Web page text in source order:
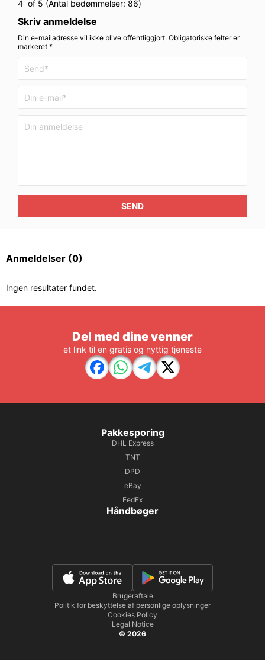
4 of 5 (Antal bedømmelser: 86)
Skriv anmeldelse
Din e-mailadresse vil ikke blive offentliggjort. Obligatoriske felter er
markeret *
SEND
Anmeldelser (0)
Ingen resultater fundet.
Del med dine venner
et link til en gratis og nyttig tjeneste
Pakkesporing
DHL Express
TNT
DPD
eBay
FedEx
Håndbøger
Brugeraftale
Politik for beskyttelse af personlige oplysninger
Cookies Policy
Legal Notice
© 2026